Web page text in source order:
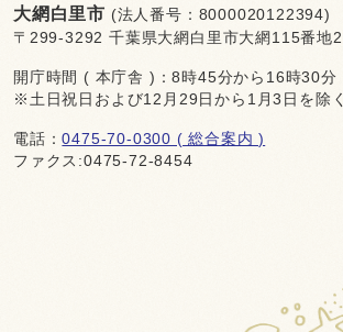
大網白里市 (法人番号：8000020122394)
〒299-3292 千葉県大網白里市大網115番地2
開庁時間 ( 本庁舎 )：8時45分から16時30分
※土日祝日および12月29日から1月3日を除く
電話：0475-70-0300 ( 総合案内 )
ファクス:0475-72-8454